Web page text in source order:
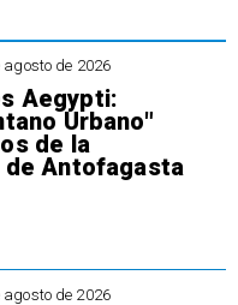
agosto de 2026
Aegypti:
Urbano"
de la
de Antofagasta
agosto de 2026